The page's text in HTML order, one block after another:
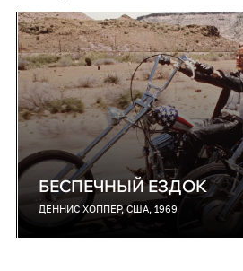
БЕСПЕЧНЫЙ ЕЗДОК
ДЕННИС ХОППЕР, США, 1969